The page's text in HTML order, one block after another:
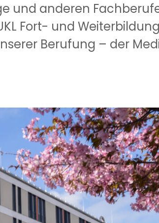
und anderen
Fort- und
Berufung – der